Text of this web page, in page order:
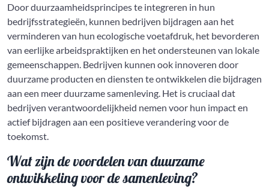
Door duurzaamheidsprincipes te integreren in hun
bedrijfsstrategieën, kunnen bedrijven bijdragen aan het
verminderen van hun ecologische voetafdruk, het bevorderen
van eerlijke arbeidspraktijken en het ondersteunen van lokale
gemeenschappen. Bedrijven kunnen ook innoveren door
duurzame producten en diensten te ontwikkelen die bijdragen
aan een meer duurzame samenleving. Het is cruciaal dat
bedrijven verantwoordelijkheid nemen voor hun impact en
actief bijdragen aan een positieve verandering voor de
toekomst.
Wat zijn de voordelen van duurzame
ontwikkeling voor de samenleving?